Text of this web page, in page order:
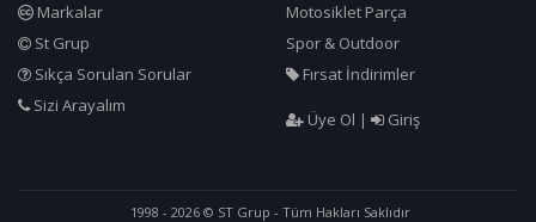
Markalar
St Grup
Sıkça Sorulan Sorular
Sizi Arayalım
Motosiklet Parça
Spor & Outdoor
Fırsat İndirimler
Üye Ol | Giriş
1998 - 2026 © ST Grup - Tüm Hakları Saklıdır